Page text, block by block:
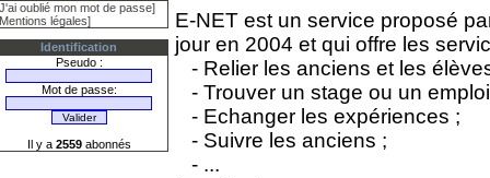
E-NET est un service proposé
jour en 2004 et qui offre les
- Relier les anciens et les
- Trouver un stage ou un
- Echanger les expériences ;
- Suivre les anciens ;
- ...
oublié mon mot de passe]
légales]
Identification
Pseudo :
Mot de passe:
Il y a 2559abonnés